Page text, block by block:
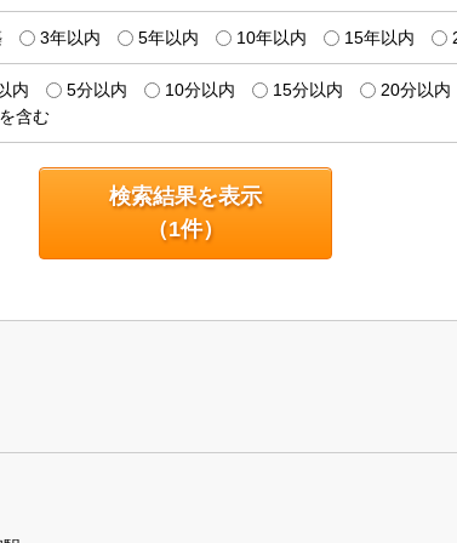
3年以内 5年以内 10年以内 15年以内
内 5分以内 10分以内 15分以内
20分以内
含む
検索結果を表示
（1件）